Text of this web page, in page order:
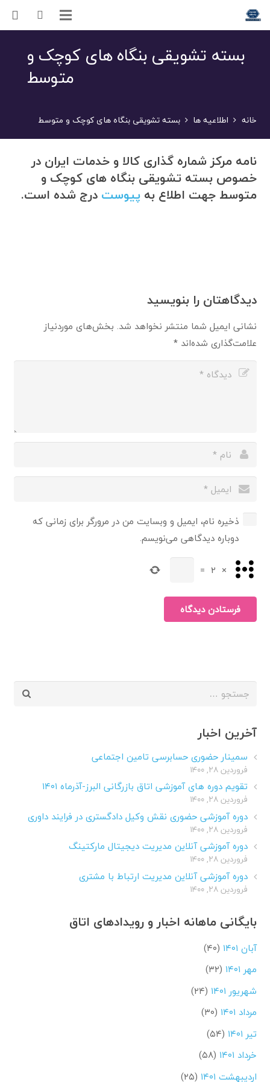
بسته تشویقی بنگاه های کوچک و
متوسط
خانه اطلاعیه ها بسته تشویقی بنگاه های کوچک و متوسط
نامه مرکز شماره گذاری کالا و خدمات ایران در
خصوص بسته تشویقی بنگاه های کوچک و
متوسط جهت اطلاع بهپیوست درج شده است.
دیدگاهتان را بنویسید
نشانی ایمیل شما منتشر نخواهد شد. بخش‌های موردنیاز
علامت‌گذاری شده‌اند*
ذخیره نام، ایمیل و وبسایت من در مرورگر برای زمانی که
دوباره دیدگاهی می‌نویسم.
×
2
=
فرستادن دیدگاه
جستجو
آخرین اخبار
سمینار حضوری حسابرسی تامین اجتماعی
فروردین ۲۸, ۱۴۰۰
تقویم دوره های آموزشی اتاق بازرگانی البرز-آذرماه ۱۴۰۱
فروردین ۲۸, ۱۴۰۰
دوره آموزشی حضوری نقش وکیل دادگستری در فرایند داوری
فروردین ۲۸, ۱۴۰۰
دوره آموزشی آنلاین مدیریت دیجیتال مارکتینگ
فروردین ۲۸, ۱۴۰۰
دوره آموزشی آنلاین مدیریت ارتباط با مشتری
فروردین ۲۸, ۱۴۰۰
بایگانی ماهانه اخبار و رویدادهای اتاق
آبان ۱۴۰۱
(۴۰)
مهر ۱۴۰۱
(۳۲)
شهریور ۱۴۰۱
(۲۴)
مرداد ۱۴۰۱
(۳۰)
تیر ۱۴۰۱
(۵۴)
خرداد ۱۴۰۱
(۵۸)
اردیبهشت ۱۴۰۱
(۲۵)